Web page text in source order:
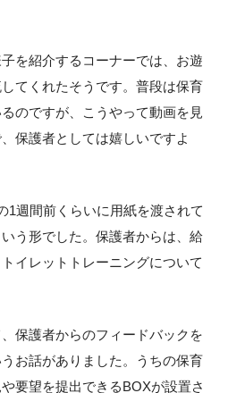
を紹介するコーナーでは、お遊
てくれたそうです。普段は保育
のですが、こうやって動画を見
保護者としては嬉しいですよ
1週間前くらいに用紙を渡されて
う形でした。保護者からは、給
イレットトレーニングについて
保護者からのフィードバックを
お話がありました。うちの保育
要望を提出できるBOXが設置さ